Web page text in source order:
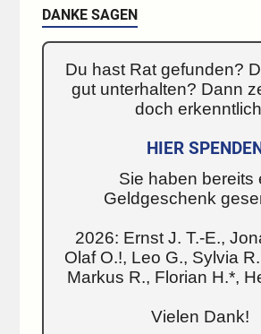
DANKE SAGEN
Du hast Rat gefunden?
gut unterhalten? Dann
doch
HIER
Sie haben bereits
Geldgeschenk
2026: Ernst J. T.-E.,
Olaf O.!, Leo G., Sylvia
Markus R., Florian H.*,
Vielen Dank!